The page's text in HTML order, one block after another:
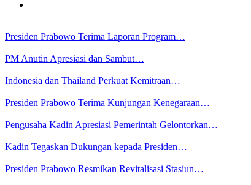
Presiden Prabowo Terima Laporan Program…
PM Anutin Apresiasi dan Sambut…
Indonesia dan Thailand Perkuat Kemitraan…
Presiden Prabowo Terima Kunjungan Kenegaraan…
Pengusaha Kadin Apresiasi Pemerintah Gelontorkan…
Kadin Tegaskan Dukungan kepada Presiden…
Presiden Prabowo Resmikan Revitalisasi Stasiun…